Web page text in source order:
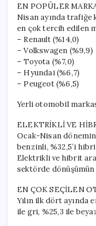
EN POPÜLER
Nisan ayında trafiğe
en çok tercih edilen
– Renault (%14,0)
– Volkswagen (%9,9)
– Toyota (%7,0)
– Hyundai (%6,7)
– Peugeot (%6,5)
Yerli otomobil
ELEKTRİKLİ VE
Ocak-Nisan
benzinli, %32,5’i
Elektrikli ve hibrit
sektörde dönüşümün
EN ÇOK SEÇİLEN
Yılın ilk dört ayında
ile gri, %25,3 ile